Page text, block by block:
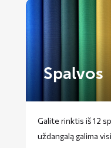
Spalvos
Galite rinktis iš 12
uždangalą galima